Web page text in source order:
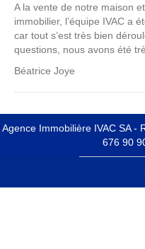
A la vente de notre maison
immobilier, l’équipe IVAC a
car tout s’est très bien
questions, nous avons été
Béatrice Joye
Agence Immobilière IVAC SA -
676 90